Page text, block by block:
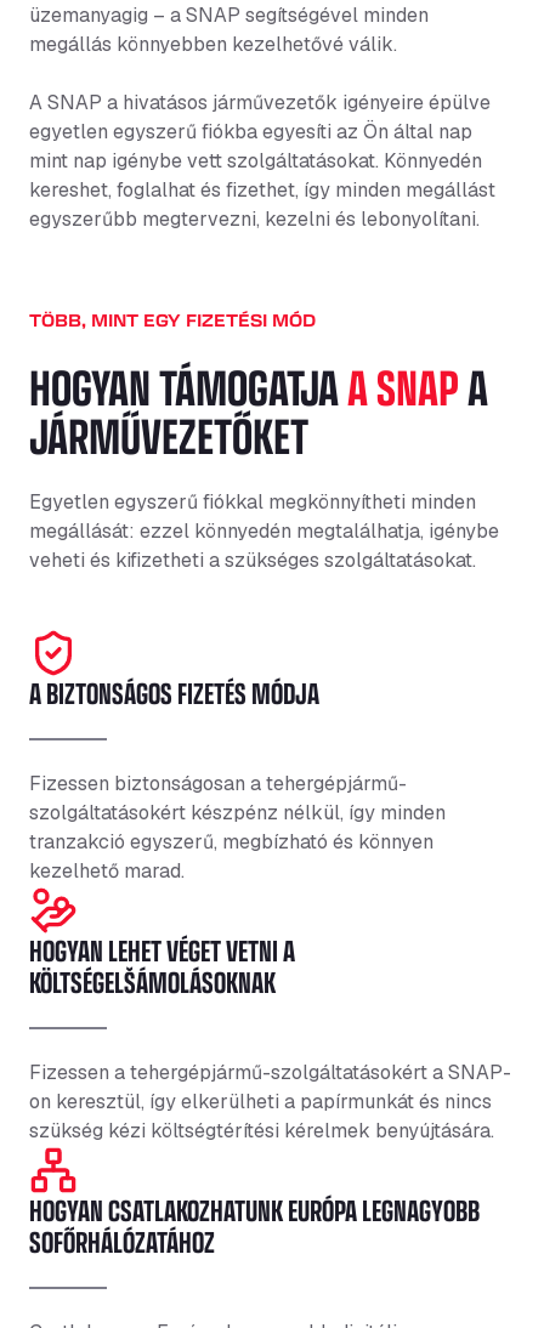
üzemanyagig – a SNAP segítségével minden
megállás könnyebben kezelhetővé válik.
A SNAP a hivatásos járművezetők igényeire épülve
egyetlen egyszerű fiókba egyesíti az Ön által nap
mint nap igénybe vett szolgáltatásokat. Könnyedén
kereshet, foglalhat és fizethet, így minden megállást
egyszerűbb megtervezni, kezelni és lebonyolítani.
TÖBB, MINT EGY FIZETÉSI MÓD
HOGYAN TÁMOGATJAA SNAPA
JÁRMŰVEZETŐKET
Egyetlen egyszerű fiókkal megkönnyítheti minden
megállását: ezzel könnyedén megtalálhatja, igénybe
veheti és kifizetheti a szükséges szolgáltatásokat.
A BIZTONSÁGOS FIZETÉS MÓDJA
Fizessen biztonságosan a tehergépjármű-
szolgáltatásokért készpénz nélkül, így minden
tranzakció egyszerű, megbízható és könnyen
kezelhető marad.
HOGYAN LEHET VÉGET VETNI A
KÖLTSÉGELŠÁMOLÁSOKNAK
Fizessen a tehergépjármű-szolgáltatásokért a SNAP-
on keresztül, így elkerülheti a papírmunkát és nincs
szükség kézi költségtérítési kérelmek benyújtására.
HOGYAN CSATLAKOZHATUNK EURÓPA LEGNAGYOBB
SOFŐRHÁLÓZATÁHOZ